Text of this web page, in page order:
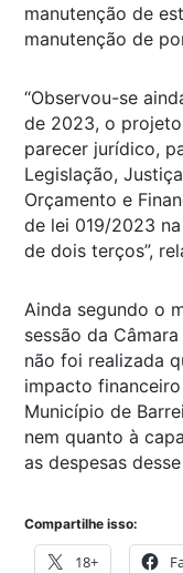
manutenção de
manutenção de
“Observou-se
de 2023, o
parecer jurídico,
Legislação,
Orçamento e
de lei 019/2023
de dois terços”,
Ainda segundo o
sessão da
não foi realizada
impacto
Município de
nem quanto à
as despesas
Compartilhe isso:
18+